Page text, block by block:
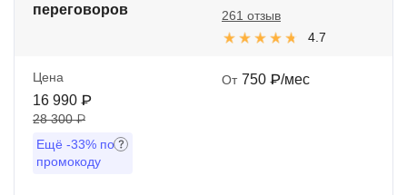
переговоров
4.7
261 отзыв
Цена
16 990 ₽
28 300 ₽
Ещё -33% по
промокоду
От 750 ₽/мес